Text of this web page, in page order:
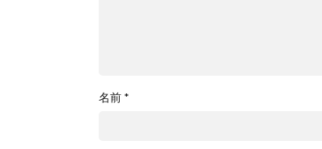
名前 *